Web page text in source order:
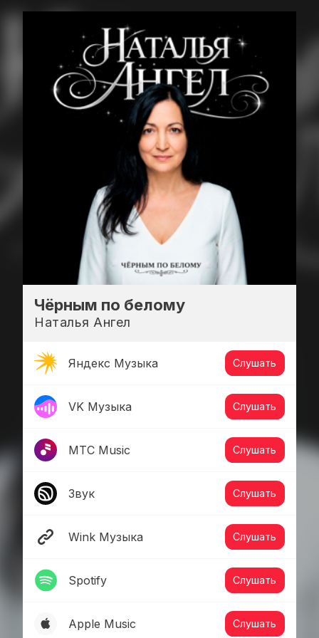
Чёрным по белому
Наталья Ангел
Яндекс Музыка Слушать
VK Музыка Слушать
МТС Music Слушать
Звук Слушать
Wink Музыка Слушать
Spotify Слушать
Apple Music Слушать